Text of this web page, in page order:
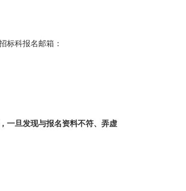
标科报名邮箱：
一旦发现与报名资料不符、弄虚